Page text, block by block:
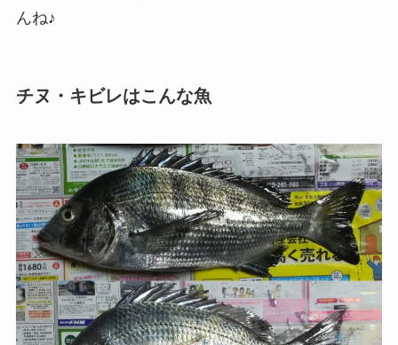
んね♪
チヌ・キビレはこんな魚